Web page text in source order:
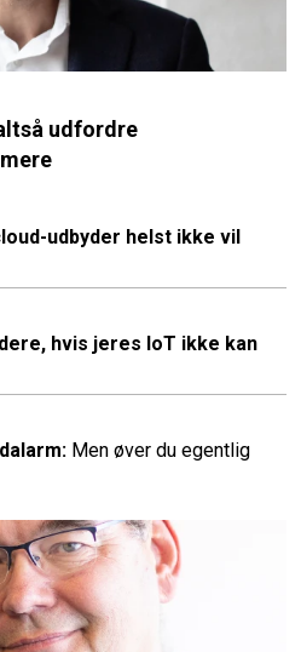
udfordre
udbyder helst ikke vil
hvis jeres IoT ikke kan
Men øver du egentlig